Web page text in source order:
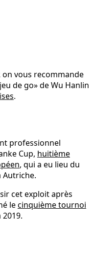
on vous recommande
de go» de Wu Hanlin
.
professionnel
Cup, huitième
, qui a eu lieu du
Autriche.
cet exploit après
lecinquième tournoi
2019.